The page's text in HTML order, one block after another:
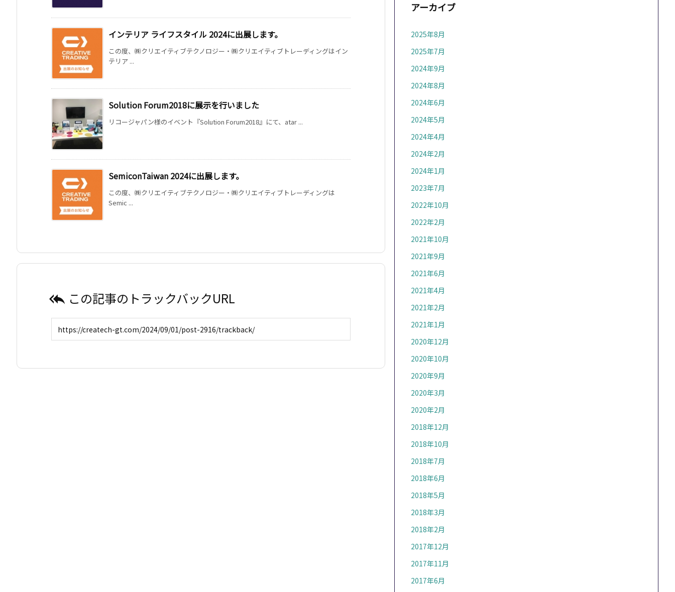
インテリア ライフスタイル 2024に出展します。
この度、㈱クリエイティブテクノロジー・㈱クリエイティブトレーディングはイン
テリア ...
Solution Forum2018に展示を行いました
リコージャパン様のイベント『Solution Forum2018』にて、atar ...
SemiconTaiwan 2024に出展します。
この度、㈱クリエイティブテクノロジー・㈱クリエイティブトレーディングは
Semic ...
 この記事のトラックバックURL
アーカイブ
2025年8月
2025年7月
2024年9月
2024年8月
2024年6月
2024年5月
2024年4月
2024年2月
2024年1月
2023年7月
2022年10月
2022年2月
2021年10月
2021年9月
2021年6月
2021年4月
2021年2月
2021年1月
2020年12月
2020年10月
2020年9月
2020年3月
2020年2月
2018年12月
2018年10月
2018年7月
2018年6月
2018年5月
2018年3月
2018年2月
2017年12月
2017年11月
2017年6月